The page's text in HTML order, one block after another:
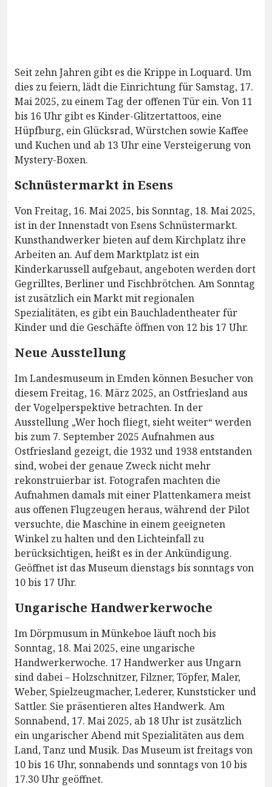
Seit zehn Jahren gibt es die Krippe in Loquard. Um
dies zu feiern, lädt die Einrichtung für Samstag, 17.
Mai 2025, zu einem Tag der offenen Tür ein. Von 11
bis 16 Uhr gibt es Kinder-Glitzertattoos, eine
Hüpfburg, ein Glücksrad, Würstchen sowie Kaffee
und Kuchen und ab 13 Uhr eine Versteigerung von
Mystery-Boxen.
Schnüstermarkt in Esens
Von Freitag, 16. Mai 2025, bis Sonntag, 18. Mai 2025,
ist in der Innenstadt von Esens Schnüstermarkt.
Kunsthandwerker bieten auf dem Kirchplatz ihre
Arbeiten an. Auf dem Marktplatz ist ein
Kinderkarussell aufgebaut, angeboten werden dort
Gegrilltes, Berliner und Fischbrötchen. Am Sonntag
ist zusätzlich ein Markt mit regionalen
Spezialitäten, es gibt ein Bauchladentheater für
Kinder und die Geschäfte öffnen von 12 bis 17 Uhr.
Neue Ausstellung
Im Landesmuseum in Emden können Besucher von
diesem Freitag, 16. März 2025, an Ostfriesland aus
der Vogelperspektive betrachten. In der
Ausstellung „Wer hoch fliegt, sieht weiter“ werden
bis zum 7. September 2025 Aufnahmen aus
Ostfriesland gezeigt, die 1932 und 1938 entstanden
sind, wobei der genaue Zweck nicht mehr
rekonstruierbar ist. Fotografen machten die
Aufnahmen damals mit einer Plattenkamera meist
aus offenen Flugzeugen heraus, während der Pilot
versuchte, die Maschine in einem geeigneten
Winkel zu halten und den Lichteinfall zu
berücksichtigen, heißt es in der Ankündigung.
Geöffnet ist das Museum dienstags bis sonntags von
10 bis 17 Uhr.
Ungarische Handwerkerwoche
Im Dörpmusum in Münkeboe läuft noch bis
Sonntag, 18. Mai 2025, eine ungarische
Handwerkerwoche. 17 Handwerker aus Ungarn
sind dabei – Holzschnitzer, Filzner, Töpfer, Maler,
Weber, Spielzeugmacher, Lederer, Kunststicker und
Sattler. Sie präsentieren altes Handwerk. Am
Sonnabend, 17. Mai 2025, ab 18 Uhr ist zusätzlich
ein ungarischer Abend mit Spezialitäten aus dem
Land, Tanz und Musik. Das Museum ist freitags von
10 bis 16 Uhr, sonnabends und sonntags von 10 bis
17.30 Uhr geöffnet.